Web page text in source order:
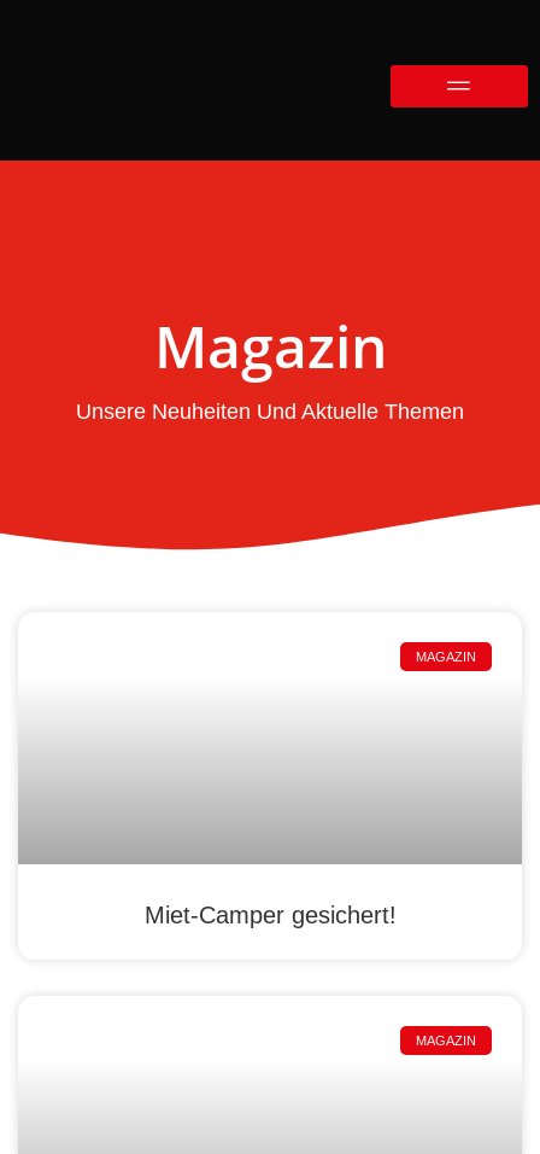
Magazin
Unsere Neuheiten Und Aktuelle Themen
MAGAZIN
Miet-Camper gesichert!
MAGAZIN